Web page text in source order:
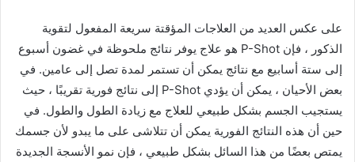
على عكس العديد من العلاجات المؤقتة سريعة المفعول لتقوية
الذكور ، فإن P-Shot هو علاج يوفر نتائج ملحوظة في غضون أسبوع
إلى ستة أسابيع مع نتائج يمكن أن تستمر لمدة تصل إلى عامين. في
بعض الأحيان ، يمكن أن يؤدي P-Shot إلى نتائج فورية تقريبًا ، حيث
يستجيب الجسم بشكل طبيعي للعلاج مع زيادة الطول والطول. في
حين أن هذه النتائج الفورية يمكن أن تتلاشى على ما يبدو لأن جسمك
يمتص بعضًا من هذا السائل بشكل طبيعي ، فإن نمو الأنسجة الجديدة